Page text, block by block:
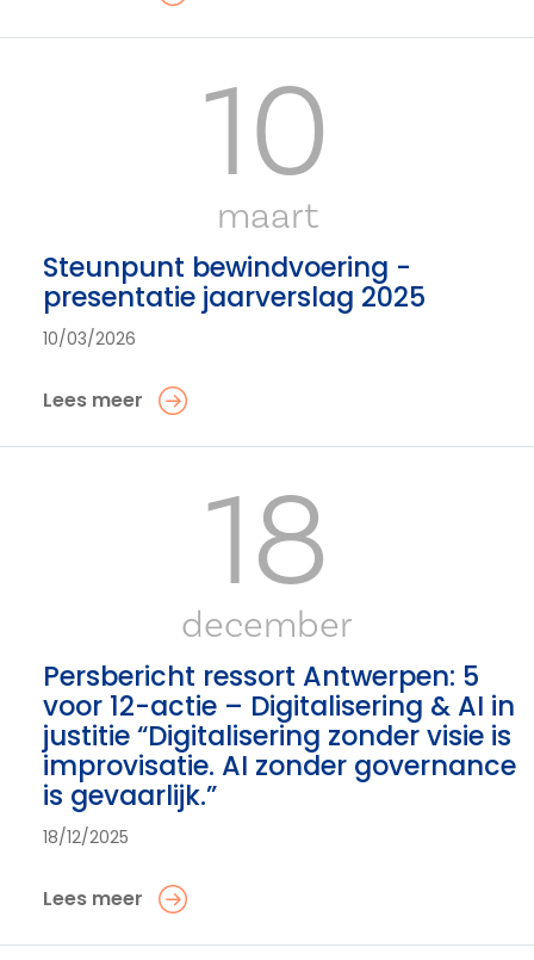
10
maart
Steunpunt bewindvoering -
presentatie jaarverslag 2025
10/03/2026
Lees meer
18
december
Persbericht ressort Antwerpen: 5
voor 12-actie – Digitalisering & AI in
justitie “Digitalisering zonder visie is
improvisatie. AI zonder governance
is gevaarlijk.”
18/12/2025
Lees meer